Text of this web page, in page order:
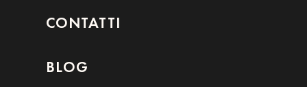
CONTATTI
BLOG